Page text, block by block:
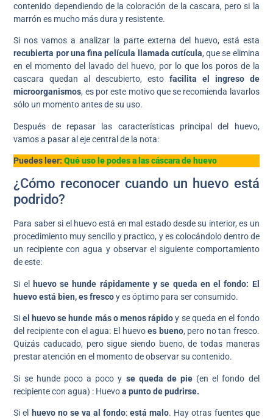
contenido dependiendo de la coloración de la cascara, pero si la
marrón es mucho más dura y resistente.
Si nos vamos a analizar la parte externa del huevo, está esta
recubierta por una fina película llamada cutícula, que se elimina
en el momento del lavado del huevo, por lo que los poros de la
cascara quedan al descubierto, esto facilita el ingreso de
microorganismos, es por este motivo que se recomienda lavarlos
sólo un momento antes de su uso.
Después de repasar las características principal del huevo,
vamos a pasar al eje central de la nota:
Puedes leer:Qué uso le podes a las cáscara de huevo
¿Cómo reconocer cuando un huevo está
podrido?
Para saber si el huevo está en mal estado desde su interior, es un
procedimiento muy sencillo y practico, y es colocándolo dentro de
un recipiente con agua y observar el siguiente comportamiento
de este:
Si el huevo se hunde rápidamente y se queda en el fondo: El
huevo está bien, es frescoy es óptimo para ser consumido.
Si el huevo se hunde más o menos rápidoy se queda en el fondo
del recipiente con el agua: El huevoes bueno, pero no tan fresco.
Quizás caducado, pero sigue siendo bueno, de todas maneras
prestar atención en el momento de observar su contenido.
Si se hunde poco a poco y se queda de pie(en el fondo del
recipiente con agua) : Huevoa punto de pudrirse.
Si el huevo no se va al fondo:está malo. Hay otras fuentes que